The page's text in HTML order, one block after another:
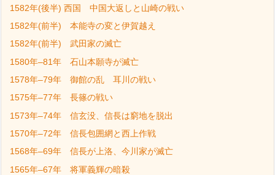
1582年(後半) 西国 中国大返しと山崎の戦い
1582年(前半) 本能寺の変と伊賀越え
1582年(前半) 武田家の滅亡
1580年–81年 石山本願寺が滅亡
1578年–79年 御館の乱 耳川の戦い
1575年–77年 長篠の戦い
1573年–74年 信玄没、信長は窮地を脱出
1570年–72年 信長包囲網と西上作戦
1568年–69年 信長が上洛、今川家が滅亡
1565年–67年 将軍義輝の暗殺